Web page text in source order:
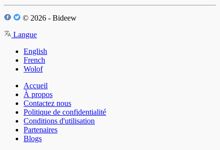
© 2026 - Bideew
Langue
English
French
Wolof
Accueil
À propos
Contactez nous
Politique de confidentialité
Conditions d'utilisation
Partenaires
Blogs